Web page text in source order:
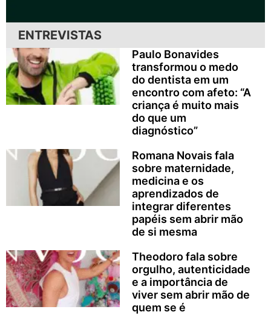
ENTREVISTAS
Paulo Bonavides
transformou o medo
do dentista em um
encontro com afeto: “A
criança é muito mais
do que um
diagnóstico”
Romana Novais fala
sobre maternidade,
medicina e os
aprendizados de
integrar diferentes
papéis sem abrir mão
de si mesma
Theodoro fala sobre
orgulho, autenticidade
e a importância de
viver sem abrir mão de
quem se é